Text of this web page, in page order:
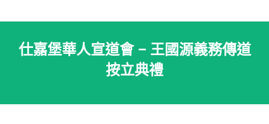
仕嘉堡華人宣道會 – 王國源義務傳道
按立典禮